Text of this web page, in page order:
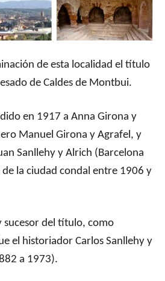
de esta localidad el título
de Caldes de Montbui.
en 1917 a Anna Girona y
Manuel Girona y Agrafel, y
Sanllehy y Alrich (Barcelona
la ciudad condal entre 1906 y
sucesor del título, como
el historiador Carlos Sanllehy y
a 1973).